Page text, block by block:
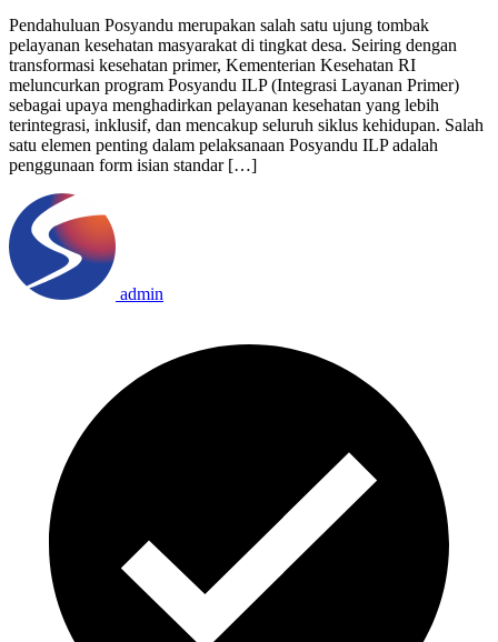
Pendahuluan Posyandu merupakan salah satu ujung tombak
pelayanan kesehatan masyarakat di tingkat desa. Seiring dengan
transformasi kesehatan primer, Kementerian Kesehatan RI
meluncurkan program Posyandu ILP (Integrasi Layanan Primer)
sebagai upaya menghadirkan pelayanan kesehatan yang lebih
terintegrasi, inklusif, dan mencakup seluruh siklus kehidupan. Salah
satu elemen penting dalam pelaksanaan Posyandu ILP adalah
penggunaan form isian standar […]
admin